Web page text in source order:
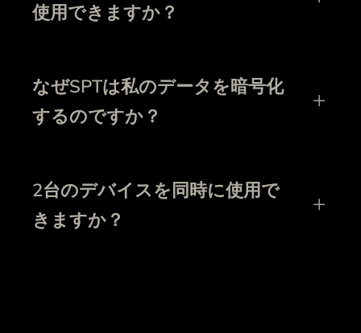
使用できますか？
なぜSPTは私のデータを暗号化
するのですか？
2台のデバイスを同時に使用で
きますか？